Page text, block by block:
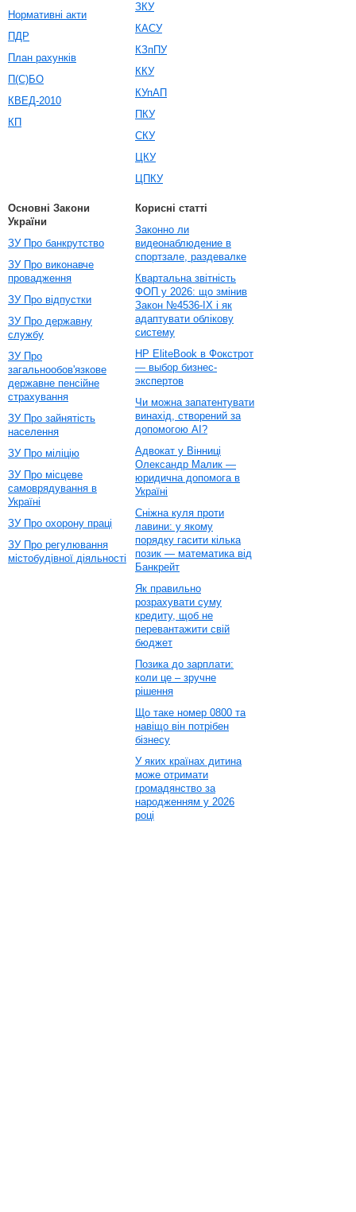
Нормативні акти
ПДР
План рахунків
П(С)БО
КВЕД-2010
КП
ЗКУ
КАСУ
КЗпПУ
ККУ
КУпАП
ПКУ
СКУ
ЦКУ
ЦПКУ
Основні Закони
України
ЗУ Про банкрутство
ЗУ Про виконавче
провадження
ЗУ Про відпустки
ЗУ Про державну
службу
ЗУ Про
загальнообов'язкове
державне пенсійне
страхування
ЗУ Про зайнятість
населення
ЗУ Про міліцію
ЗУ Про місцеве
самоврядування в
Україні
ЗУ Про охорону праці
ЗУ Про регулювання
містобудівної діяльності
Корисні статті
Законно ли
видеонаблюдение в
спортзале, раздевалке
Квартальна звітність
ФОП у 2026: що змінив
Закон №4536-IX і як
адаптувати облікову
систему
HP EliteBook в Фокстрот
— выбор бизнес-
экспертов
Чи можна запатентувати
винахід, створений за
допомогою AI?
Адвокат у Вінниці
Олександр Малик —
юридична допомога в
Україні
Сніжна куля проти
лавини: у якому
порядку гасити кілька
позик — математика від
Банкрейт
Як правильно
розрахувати суму
кредиту, щоб не
перевантажити свій
бюджет
Позика до зарплати:
коли це – зручне
рішення
Що таке номер 0800 та
навіщо він потрібен
бізнесу
У яких країнах дитина
може отримати
громадянство за
народженням у 2026
році